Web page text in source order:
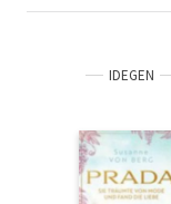
IDEGEN